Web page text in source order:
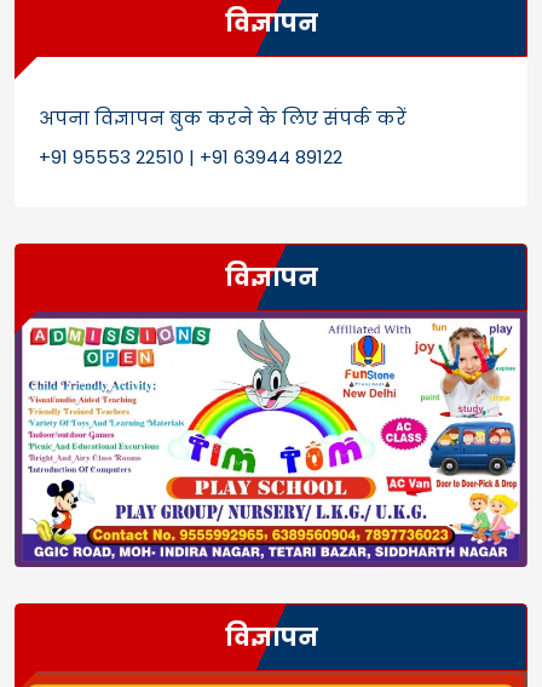
विज्ञापन
अपना विज्ञापन बुक करने के लिए संपर्क करें
+91 95553 22510 | +91 63944 89122
विज्ञापन
विज्ञापन